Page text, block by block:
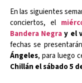
En las siguientes
conciertos, el
Bandera Negray el
fechas se
Ángeles, para luego
Chillán el sábado 5